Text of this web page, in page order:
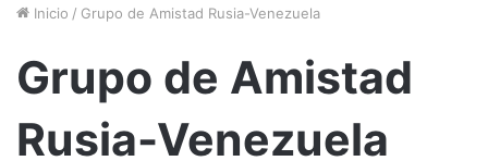
Inicio / Grupo de Amistad Rusia-Venezuela
Grupo de Amistad
Rusia-Venezuela